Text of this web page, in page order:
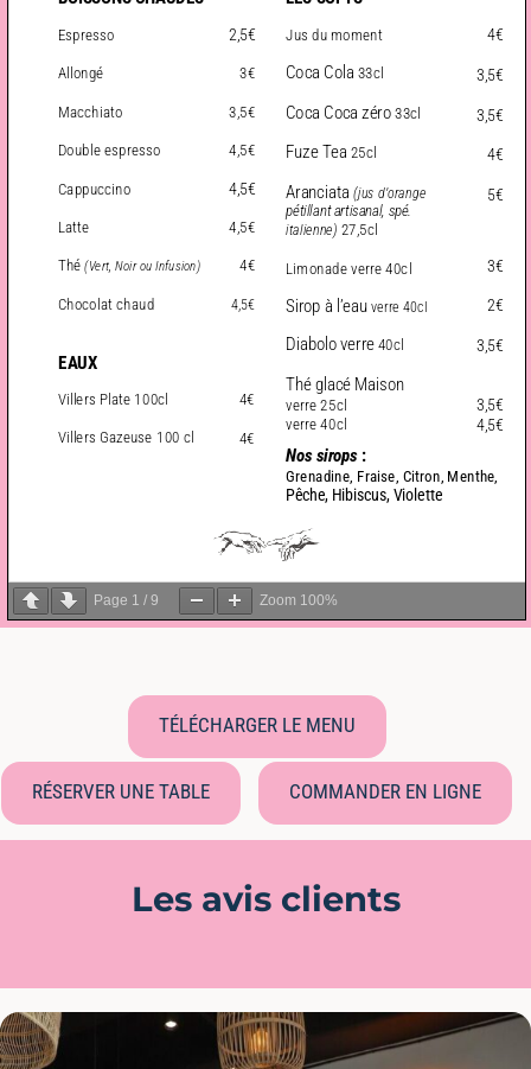
Page 1 / 9 Zoom 100%
TÉLÉCHARGER LE MENU
RÉSERVER UNE TABLE COMMANDER EN LIGNE
Les avis clients